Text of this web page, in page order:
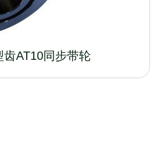
齿AT10同步带轮